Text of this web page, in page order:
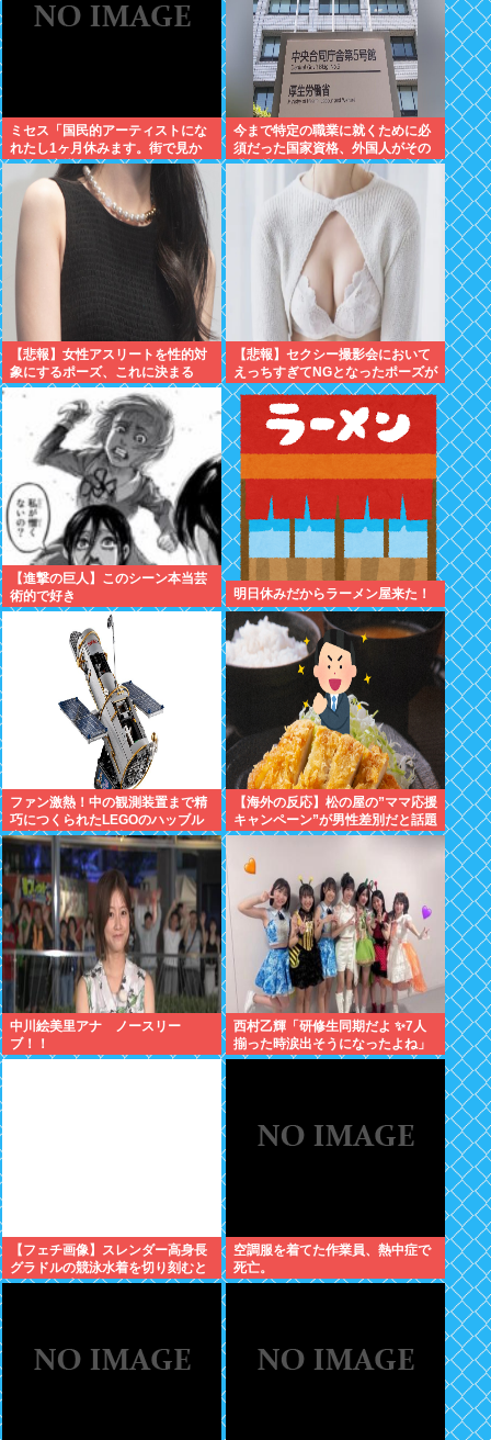
ミセス「国民的アーティストにな
れたし1ヶ月休みます。街で見か
けても声掛けないでね」
今まで特定の職業に就くために必
須だった国家資格、外国人がその
職に就く場合は不要へと方針切り
【悲報】女性アスリートを性的対
象にするポーズ、これに決まる
【悲報】セクシー撮影会において
えっちすぎてNGとなったポーズが
こちらwww
【進撃の巨人】このシーン本当芸
術的で好き
明日休みだからラーメン屋来た！
ファン激熱！中の観測装置まで精
巧につくられたLEGOのハッブル
宇宙望遠鏡が販売中
【海外の反応】松の屋の”ママ応援
キャンペーン”が男性差別だと話題
になっているらしい → 「普通
に”家族割”にしたらよかったのに
な」「こんなのにイライラできる
って幸せな人生を送ってるよな」
中川絵美里アナ ノースリー
ブ！！
西村乙輝「研修生同期だよ ✨7人
揃った時涙出そうになったよね」
【フェチ画像】スレンダー高身長
グラドルの競泳水着を切り刻むと
ヌルヌル 大開脚×マッサージ
空調服を着てた作業員、熱中症で
死亡。